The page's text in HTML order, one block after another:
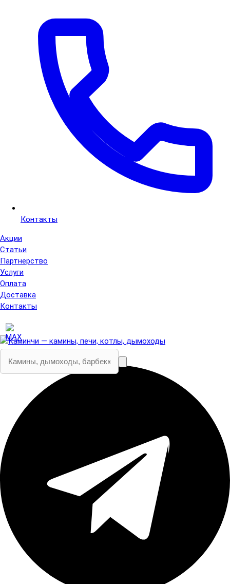
Контакты
Акции
Статьи
Партнерство
Услуги
Оплата
Доставка
Контакты